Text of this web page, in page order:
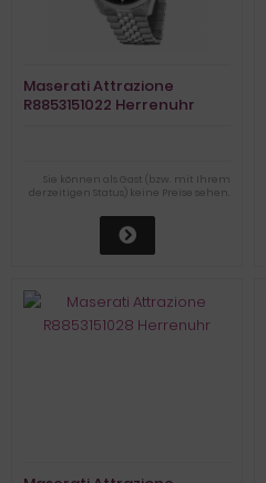
Maserati Attrazione
R8853151022 Herrenuhr
Sie können als Gast (bzw. mit Ihrem
derzeitigen Status) keine Preise sehen.